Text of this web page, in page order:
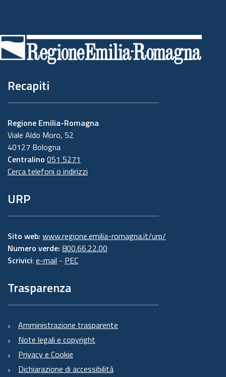
di
pagina
Recapiti
Regione Emilia-Romagna
Viale Aldo Moro, 52
40127 Bologna
Centralino 051 5271
Cerca telefoni o indirizzi
URP
Sito web: www.regione.emilia-romagna.it/urp/
Numero verde: 800.66.22.00
Scrivici: e-mail - PEC
Trasparenza
Amministrazione trasparente
Note legali e copyright
Privacy e Cookie
Dichiarazione di accessibilità